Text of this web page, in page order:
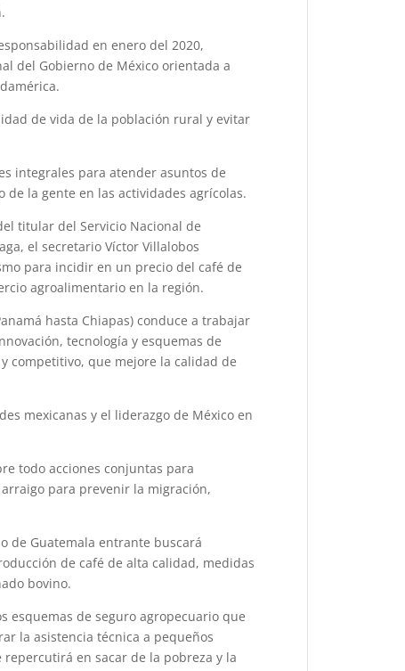
en enero del 2020,
del Gobierno de México orientada a
de vida de la población rural y evitar
integrales para atender asuntos de
la gente en las actividades agrícolas.
titular del Servicio Nacional de
el secretario Víctor Villalobos
para incidir en un precio del café de
agroalimentario en la región.
hasta Chiapas) conduce a trabajar
tecnología y esquemas de
competitivo, que mejore la calidad de
mexicanas y el liderazgo de México en
todo acciones conjuntas para
para prevenir la migración,
de Guatemala entrante buscará
de café de alta calidad, medidas
bovino.
esquemas de seguro agropecuario que
la asistencia técnica a pequeños
en sacar de la pobreza y la